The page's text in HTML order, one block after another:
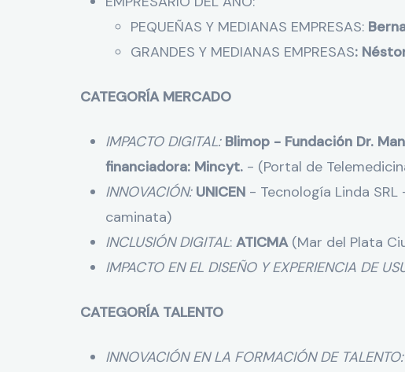
PEQUEÑAS Y MEDIANAS EMPRESAS:
GRANDES Y MEDIANAS EMPRESAS:
CATEGORÍA MERCADO
IMPACTO DIGITAL:Blimop - Fundación Dr.
financiadora: Mincyt. - (Portal de
INNOVACIÓN:UNICEN - Tecnología Linda
caminata)
INCLUSIÓN DIGITAL: ATICMA (Mar del Plata
IMPACTO EN EL DISEÑO Y EXPERIENCIA DE
CATEGORÍA TALENTO
INNOVACIÓN EN LA FORMACIÓN DE TALENTO: